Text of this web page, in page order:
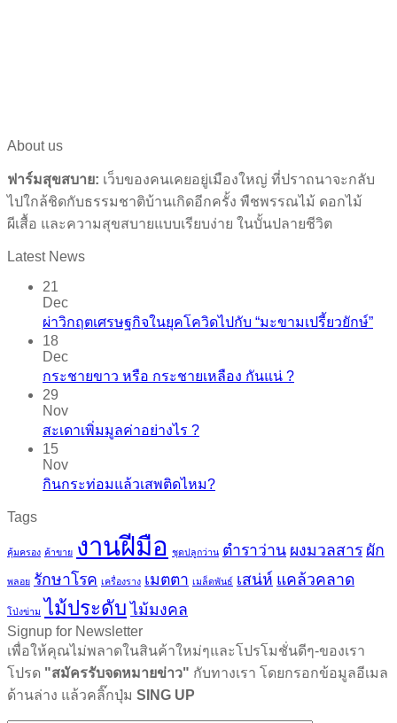
About us
ฟาร์มสุขสบาย: เว็บของคนเคยอยู่เมืองใหญ่ ที่ปราถนาจะกลับ
ไปใกล้ชิดกับธรรมชาติบ้านเกิดอีกครั้ง พืชพรรณไม้ ดอกไม้
ผีเสื้อ และความสุขสบายแบบเรียบง่าย ในบั้นปลายชีวิต
Latest News
21
Dec
ผ่าวิกฤตเศรษฐกิจในยุคโควิดไปกับ “มะขามเปรี้ยวยักษ์”
18
Dec
กระชายขาว​ หรือ​ กระชายเหลือง กันแน่ ?
29
Nov
สะเดาเพิ่มมูลค่าอย่างไร ?
15
Nov
กินกระท่อมแล้วเสพติดไหม?
Tags
คุ้มครอง ค้าขาย งานฝีมือ ชุดปลูกว่าน ตำราว่าน ผงมวลสาร ผัก
พลอย รักษาโรค เครื่องราง เมตตา เมล็ดพันธ์ เสน่ห์ แคล้วคลาด
โป่งข่าม ไม้ประดับ ไม้มงคล
Signup for Newsletter
เพื่อให้คุณไม่พลาดในสินค้าใหม่ๆและโปรโมชั่นดีๆ-ของเรา
โปรด "สมัครรับจดหมายข่าว" กับทางเรา โดยกรอกข้อมูลอีเมล
ด้านล่าง แล้วคลิ๊กปุ่ม SING UP